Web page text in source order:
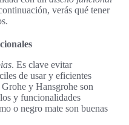
verás qué tener
. Es clave evitar
de usar y eficientes
y Hansgrohe son
y funcionalidades
o negro mate son buenas